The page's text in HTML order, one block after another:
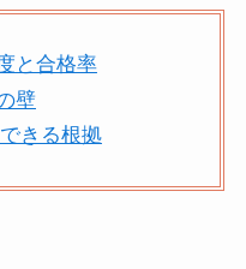
と合格率
壁
きる根拠